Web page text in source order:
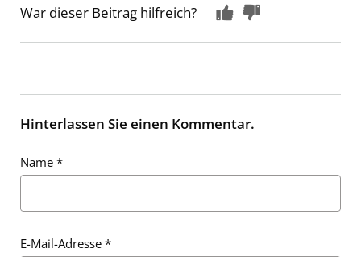
War dieser Beitrag hilfreich?
Hinterlassen Sie einen Kommentar.
Name *
E-Mail-Adresse *